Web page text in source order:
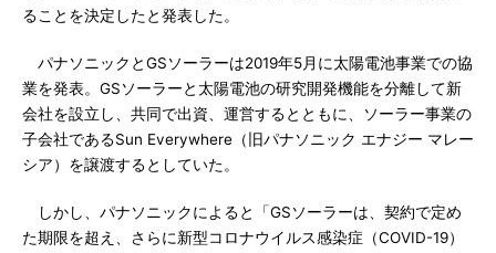
ることを決定したと発表した。
パナソニックとGSソーラーは2019年5月に太陽電池事業での協
業を発表。GSソーラーと太陽電池の研究開発機能を分離して新
会社を設立し、共同で出資、運営するとともに、ソーラー事業の
子会社であるSun Everywhere（旧パナソニック エナジー マレー
シア）を譲渡するとしていた。
しかし、パナソニックによると「GSソーラーは、契約で定め
た期限を超え、さらに新型コロナウイルス感染症（COVID-19）